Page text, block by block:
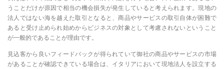
うことだけが原因で相当の機会損失が発生していると考えられます。現地の
法人ではない海を越えた取引となると、商品やサービスの取引自体が困難で
あると受け止められ始めからビジネスの対象として考慮されないということ
が一般的であることが理由です。
見込客から良いフィードバックが得られていて御社の商品やサービスの市場
があることが確認できている場合は、イタリアにおいて現地法人を設立する